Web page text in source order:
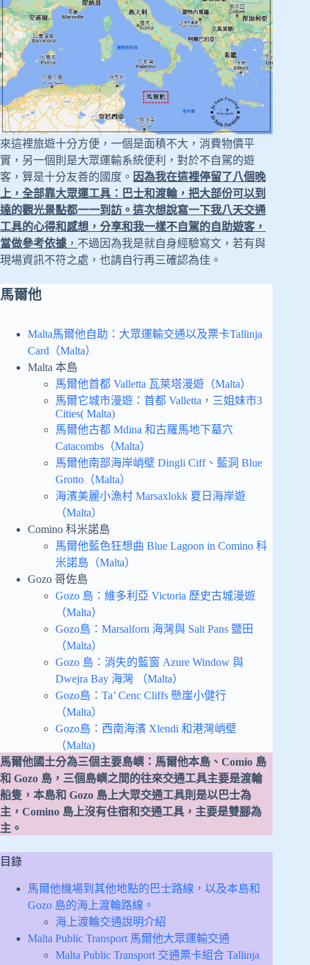
來這裡旅遊十分方便，一個是面積不大，消費物價平
實，另一個則是大眾運輸系統便利，對於不自駕的遊
客，算是十分友善的國度。 因為我在這裡停留了八個晚
上，全部靠大眾運工具：巴士和渡輪，把大部份可以到
達的觀光景點都一一到訪。這次想說寫一下我八天交通
工具的心得和感想，分享和我一樣不自駕的自助遊客，
當做參考依據 ， 不過因為我是就自身經驗寫文，若有與
現場資訊不符之處，也請自行再三確認為佳。
馬爾他
Malta馬爾他自助：大眾運輸交通以及票卡Tallinja
Card（Malta）
Malta 本島
馬爾他首都 Valletta 瓦萊塔漫遊（Malta）
馬爾它城市漫遊：首都 Valletta，三姐妹市3
Cities( Malta)
馬爾他古都 Mdina 和古羅馬地下墓穴
Catacombs（Malta）
馬爾他南部海岸峭壁 Dingli Ciff、藍洞 Blue
Grotto（Malta）
海濱美麗小漁村 Marsaxlokk 夏日海岸遊
（Malta）
Comino 科米諾島
馬爾他藍色狂想曲 Blue Lagoon in Comino 科
米諾島（Malta）
Gozo 哥佐島
Gozo 島：維多利亞 Victoria 歷史古城漫遊
（Malta）
Gozo島：Marsalforn 海灣與 Salt Pans 鹽田
（Malta）
Gozo 島：消失的藍窗 Azure Window 與
Dwejra Bay 海灣 （Malta）
Gozo島：Ta’ Cenc Cliffs 懸崖小健行
（Malta）
Gozo島：西南海濱 Xlendi 和港灣峭壁
（Malta)
馬爾他國土分為三個主要島嶼：馬爾他本島、Comio 島
和 Gozo 島，三個島嶼之間的往來交通工具主要是渡輪
船隻，本島和 Gozo 島上大眾交通工具則是以巴士為
主，Comino 島上沒有住宿和交通工具，主要是雙腳為
主。
目錄
馬爾他機場到其他地點的巴士路線，以及本島和
Gozo 島的海上渡輪路線。
海上渡輪交通說明介紹
Malta Public Transport 馬爾他大眾運輸交通
Malta Public Transport 交通票卡組合 Tallinja